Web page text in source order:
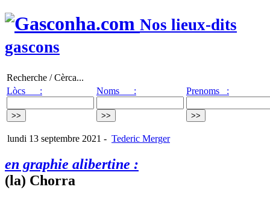
Nos lieux-dits
gascons
Recherche / Cèrca...
Lòcs :
Noms : Prenoms :
lundi 13 septembre 2021 - Tederic Merger
en graphie alibertine :
(la) Chorra